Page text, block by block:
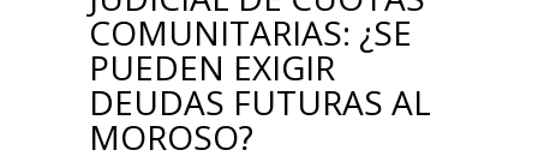
COMUNITARIAS: ¿SE
PUEDEN EXIGIR
DEUDAS FUTURAS AL
MOROSO?